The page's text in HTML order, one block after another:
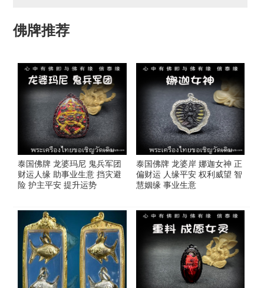
佛牌推荐
泰国佛牌 龙婆玛尼 鬼兵军团
财运人缘 助事业生意 挡灾避
险 护主平安 提升运势
泰国佛牌 龙婆岸 娜迦女神 正
偏财运 人缘平安 权利威望 智
慧姻缘 事业生意